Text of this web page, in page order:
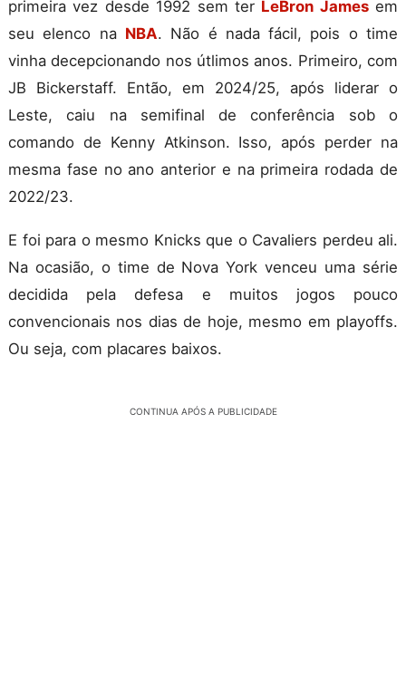
primeira vez desde 1992 sem ter LeBron Jamesem
seu elenco na NBA. Não é nada fácil, pois o time
vinha decepcionando nos útlimos anos. Primeiro, com
JB Bickerstaff. Então, em 2024/25, após liderar o
Leste, caiu na semifinal de conferência sob o
comando de Kenny Atkinson. Isso, após perder na
mesma fase no ano anterior e na primeira rodada de
2022/23.
E foi para o mesmo Knicks que o Cavaliers perdeu ali.
Na ocasião, o time de Nova York venceu uma série
decidida pela defesa e muitos jogos pouco
convencionais nos dias de hoje, mesmo em playoffs.
Ou seja, com placares baixos.
CONTINUA APÓS A PUBLICIDADE